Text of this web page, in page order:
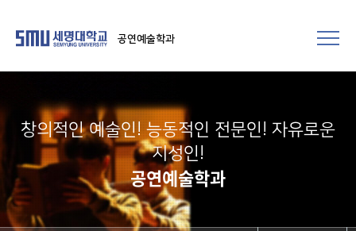
공연예술학과
창의적인 예술인! 능동적인 전문인! 자유로운
지성인!
공연예술학과